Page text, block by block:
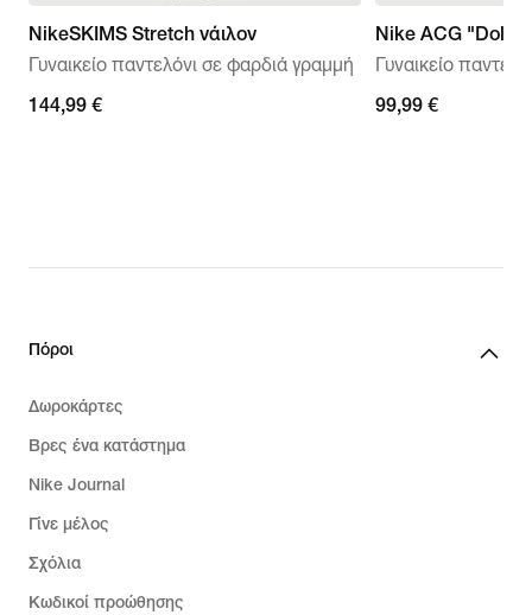
NikeSKIMS Stretch νάιλον
Γυναικείο παντελόνι σε φαρδιά γραμμή
144,99 €
144,99 €
Nike ACG
Γυναικείο
99,99 €
99,99 €
Πόροι
Δωροκάρτες
Βρες ένα κατάστημα
Nike Journal
Γίνε μέλος
Σχόλια
Κωδικοί προώθησης